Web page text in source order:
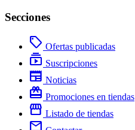
Secciones
local_offer Ofertas publicadas
subscriptions Suscripciones
newspaper Noticias
redeem Promociones en tiendas
storefront Listado de tiendas
mail